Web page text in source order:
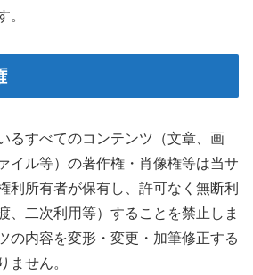
。
るすべてのコンテンツ（文章、画
イル等）の著作権・肖像権等は当サ
利所有者が保有し、許可なく無断利
、二次利用等）することを禁止しま
の内容を変形・変更・加筆修正する
ません。